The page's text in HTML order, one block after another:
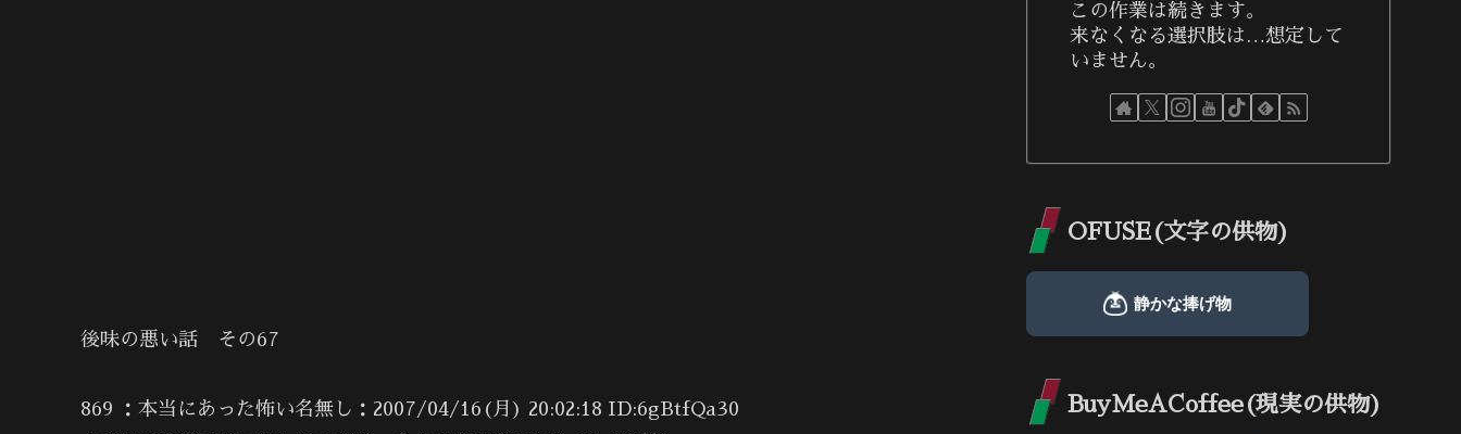
後味の悪い話 その67
869 ：本当にあった怖い名無し：2007/04/16(月) 20:02:18 ID:6gBtfQa30
この作業は続きます。
来なくなる選択肢は…想定して
いません。
OFUSE(文字の供物)
BuyMeACoffee(現実の供物)